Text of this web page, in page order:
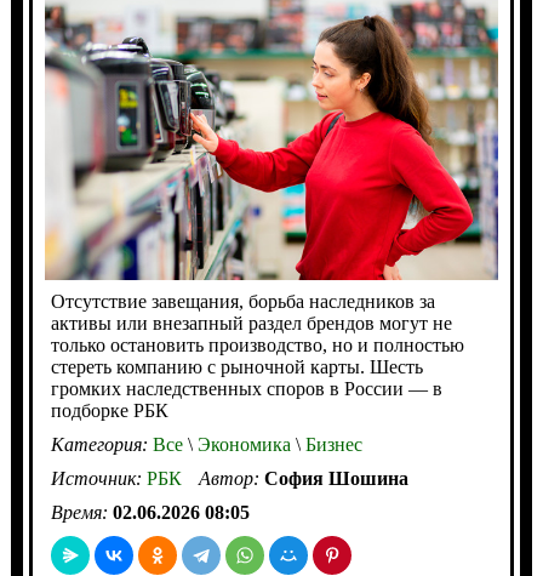
Отсутствие завещания, борьба наследников за
активы или внезапный раздел брендов могут не
только остановить производство, но и полностью
стереть компанию с рыночной карты. Шесть
громких наследственных споров в России — в
подборке РБК
Категория: Все\Экономика \Бизнес
Источник: РБК Автор: София Шошина
Время: 02.06.2026 08:05